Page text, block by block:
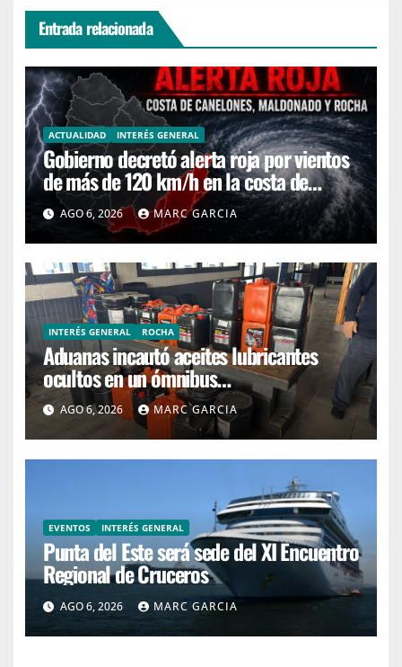
Entrada relacionada
ACTUALIDAD INTERÉS GENERAL
Gobierno decretó alerta roja por vientos
de más de 120 km/h en la costa de
Canelones, Maldonado y Rocha
AGO 6, 2026 MARC GARCIA
INTERÉS GENERAL ROCHA
Aduanas incautó aceites lubricantes
ocultos en un ómnibus
interdepartamental
AGO 6, 2026 MARC GARCIA
EVENTOS INTERÉS GENERAL
Punta del Este será sede del XI Encuentro
Regional de Cruceros
AGO 6, 2026 MARC GARCIA